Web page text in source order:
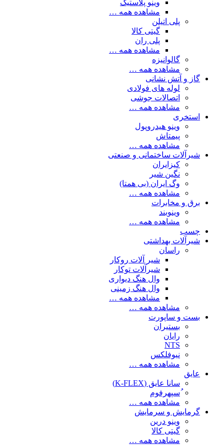
وینو پلاستیک
مشاهده همه …
پلی اتیلن
گیتی کالا
پلی ران
مشاهده همه …
گالوانیزه
مشاهده همه …
گاز و آتش نشانی
لوله های فولادی
اتصالات جوشی
مشاهده همه …
استخری
وینو هیدروپول
پیمتاش
مشاهده همه …
شیرآلات ساختمانی و صنعتی
کیزایران
نگین شیر
وگ ایران (بی همتا)
مشاهده همه …
برق و مخابرات
وینوبند
مشاهده همه …
چسب
شیرآلات بهداشتی
راسان
شیر آلات روکار
شیرآلات توکار
وال هنگ دیواری
وال هنگ زمینی
مشاهده همه …
مشاهده همه …
بست و ساپورت
بستیران
رایان
NTS
نیوفلکس
مشاهده همه …
عایق
سانا عایق (K-FLEX)
ُسپهرفوم
مشاهده همه …
گرمایش و سرمایش
وینو درین
گیتی کالا
مشاهده همه …